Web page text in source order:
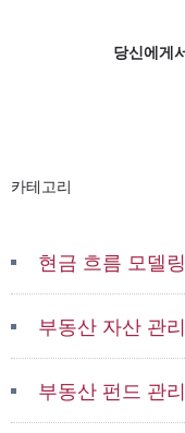
카테고리
현금 흐름 모델링
부동산 자산 관리
부동산 펀드 관리